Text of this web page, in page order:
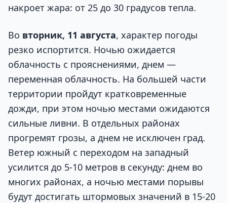
накроет жара: от 25 до 30 градусов тепла.
Во вторник, 11 августа, характер погоды
резко испортится. Ночью ожидается
облачность с прояснениями, днем —
переменная облачность. На большей части
территории пройдут кратковременные
дожди, при этом ночью местами ожидаются
сильные ливни. В отдельных районах
прогремят грозы, а днем не исключен град.
Ветер южный с переходом на западный
усилится до 5-10 метров в секунду: днем во
многих районах, а ночью местами порывы
будут достигать штормовых значений в 15-20